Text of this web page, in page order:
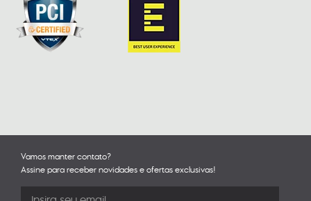
Vamos manter contato?
Assine para receber novidades e ofertas exclusivas!